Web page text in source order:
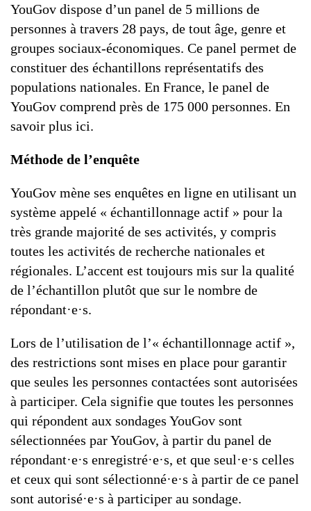
YouGov dispose d’un panel de 5 millions de
personnes à travers 28 pays, de tout âge, genre et
groupes sociaux-économiques. Ce panel permet de
constituer des échantillons représentatifs des
populations nationales. En France, le panel de
YouGov comprend près de 175 000 personnes. En
savoir plus ici.
Méthode de l’enquête
YouGov mène ses enquêtes en ligne en utilisant un
système appelé « échantillonnage actif » pour la
très grande majorité de ses activités, y compris
toutes les activités de recherche nationales et
régionales. L’accent est toujours mis sur la qualité
de l’échantillon plutôt que sur le nombre de
répondant·e·s.
Lors de l’utilisation de l’« échantillonnage actif »,
des restrictions sont mises en place pour garantir
que seules les personnes contactées sont autorisées
à participer. Cela signifie que toutes les personnes
qui répondent aux sondages YouGov sont
sélectionnées par YouGov, à partir du panel de
répondant·e·s enregistré·e·s, et que seul·e·s celles
et ceux qui sont sélectionné·e·s à partir de ce panel
sont autorisé·e·s à participer au sondage.